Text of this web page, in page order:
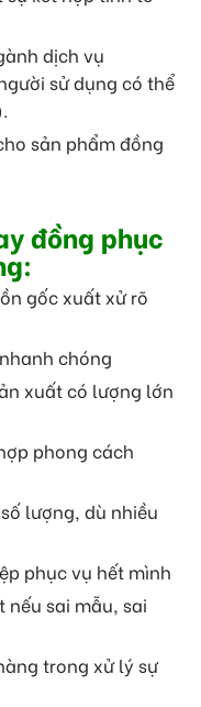
dịch vụ
sử dụng có thể
sản phẩm đồng
đồng phục
gốc xuất xử rõ
chóng
xuất có lượng lớn
phong cách
lượng, dù nhiều
phục vụ hết mình
nếu sai mẫu, sai
trong xử lý sự